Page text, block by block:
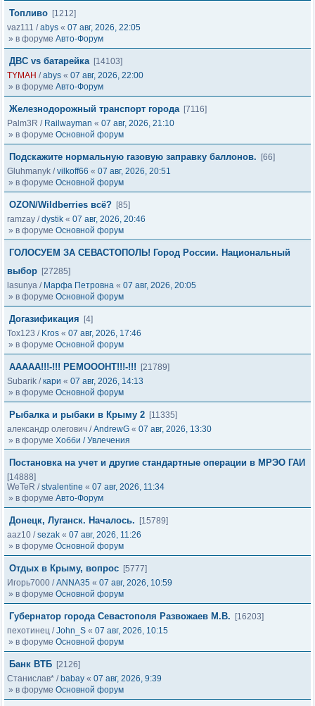
Топливо [1212]
vaz111 /abys « 07 авг, 2026, 22:05
» в форуме Авто-Форум
ДВС vs батарейка [14103]
TYMAH /abys « 07 авг, 2026, 22:00
» в форуме Авто-Форум
Железнодорожный транспорт города [7116]
Palm3R / Railwayman « 07 авг, 2026, 21:10
» в форуме Основной форум
Подскажите нормальную газовую заправку баллонов.
[66]
Gluhmanyk /vilkoff66 « 07 авг, 2026, 20:51
» в форуме Основной форум
OZON/Wildberries всё? [85]
ramzay /dystik « 07 авг, 2026, 20:46
» в форуме Основной форум
ГОЛОСУЕМ ЗА СЕВАСТОПОЛЬ! Город России. Национальный
выбор [27285]
lasunya / Марфа Петровна « 07 авг, 2026, 20:05
» в форуме Основной форум
Догазификация
[4]
Tox123 / Kros « 07 авг, 2026, 17:46
» в форуме Основной форум
ААААА!!!-!!! РЕМОООНТ!!!-!!!
[21789]
Subarik /кари « 07 авг, 2026, 14:13
» в форуме Основной форум
Рыбалка и рыбаки в Крыму 2 [11335]
александр олегович /AndrewG « 07 авг, 2026, 13:30
» в форуме Хобби / Увлечения
Постановка на учет и другие стандартные операции в МРЭО ГАИ
[14888]
WeTeR /stvalentine « 07 авг, 2026, 11:34
» в форуме Авто-Форум
Донецк, Луганск. Началось.
[15789]
aaz10 /sezak « 07 авг, 2026, 11:26
» в форуме Основной форум
Отдых в Крыму, вопрос [5777]
Игорь7000 /ANNA35 « 07 авг, 2026, 10:59
» в форуме Основной форум
Губернатор города Севастополя Развожаев М.В.
[16203]
пехотинец /John_S « 07 авг, 2026, 10:15
» в форуме Основной форум
Банк ВТБ [2126]
Станислав* / babay « 07 авг, 2026, 9:39
» в форуме Основной форум